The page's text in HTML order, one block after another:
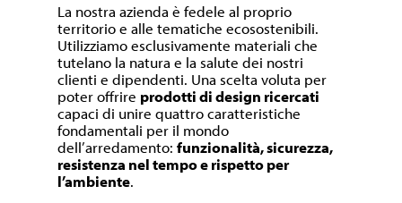
La nostra azienda è fedele al proprio
territorio e alle tematiche ecosostenibili.
Utilizziamo esclusivamente materiali che
tutelano la natura e la salute dei nostri
clienti e dipendenti. Una scelta voluta per
poter offrire prodotti di design ricercati
capaci di unire quattro caratteristiche
fondamentali per il mondo
dell’arredamento:funzionalità, sicurezza,
resistenza nel tempo e rispetto per
l’ambiente.